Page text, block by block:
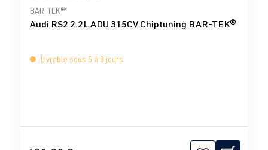
Note moyenne de 0 sur 5 étoiles
BAR-TEK®
Audi RS2 2.2L ADU 315CV Chiptuning BAR-TEK®
Livrable sous 5 à 8 jours